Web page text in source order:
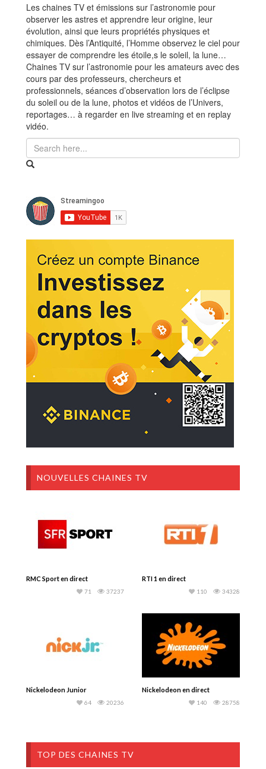
Les chaines TV et émissions sur l’astronomie pour
observer les astres et apprendre leur origine, leur
évolution, ainsi que leurs propriétés physiques et
chimiques. Dès l’Antiquité, l’Homme observez le ciel pour
essayer de comprendre les étoile,s le soleil, la lune…
Chaines TV sur l’astronomie pour les amateurs avec des
cours par des professeurs, chercheurs et
professionnels, séances d’observation lors de l’éclipse
du soleil ou de la lune, photos et vidéos de l’Univers,
reportages… à regarder en live streaming et en replay
vidéo.
NOUVELLES CHAINES TV
RMC Sport en direct
37237
71
RTI 1 en direct
34328
110
Nickelodeon Junior
20236
64
Nickelodeon en direct
28758
140
TOP DES CHAINES TV